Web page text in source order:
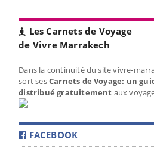
Les Carnets de Voyage
de Vivre Marrakech
Dans la continuité du site vivre-
sort sesCarnets de Voyage: un
distribué gratuitement aux
FACEBOOK